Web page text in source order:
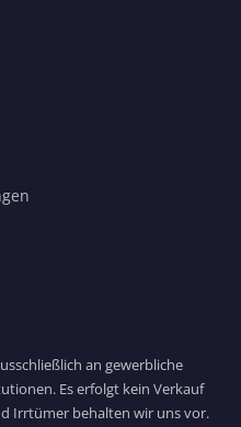
an gewerbliche
Es erfolgt kein Verkauf
Irrtümer behalten wir uns vor.